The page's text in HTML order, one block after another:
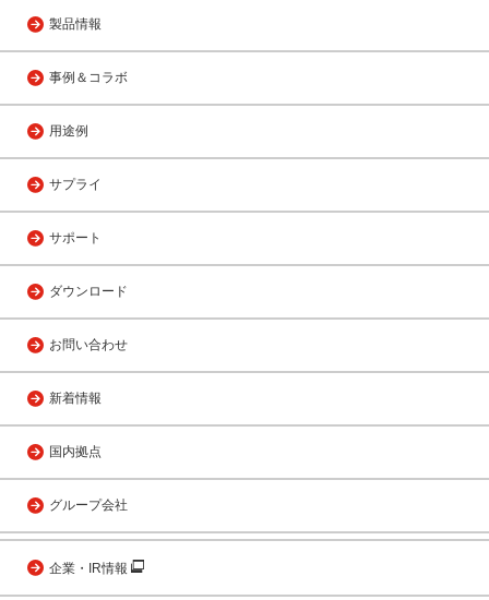
製品情報
事例＆コラボ
用途例
サプライ
サポート
ダウンロード
お問い合わせ
新着情報
国内拠点
グループ会社
企業・IR情報